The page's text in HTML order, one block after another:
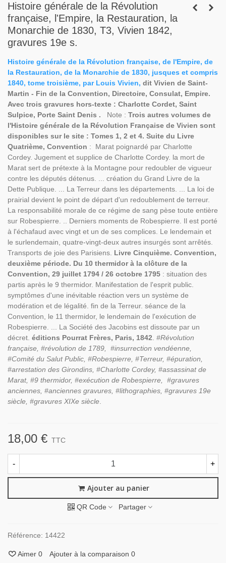
Histoire générale de la Révolution
française, l'Empire, la Restauration, la
Monarchie de 1830, T3, Vivien 1842,
gravures 19e s.
Histoire générale de la Révolution française, de l'Empire, de
la Restauration, de la Monarchie de 1830, jusques et compris
1840, tome troisième, par Louis Vivien, dit Vivien de Saint-
Martin - Fin de la Convention, Directoire, Consulat, Empire.
Avec trois gravures hors-texte : Charlotte Cordet, Saint
Sulpice, Porte Saint Denis .
Note : Trois autres volumes de
l'Histoire générale de la Révolution Française de Vivien sont
disponibles sur le site : Tomes 1, 2 et 4. Suite du Livre
Quatrième, Convention : Marat poignardé par Charlotte
Cordey. Jugement et supplice de Charlotte Cordey. la mort de
Marat sert de prétexte à la Montagne pour redoubler de vigueur
contre les députés détenus. ... création du Grand Livre de la
Dette Publique. ... La Terreur dans les départements. ... La loi de
prairial devient le point de départ d'un redoublement de terreur.
La responsabilité morale de ce régime de sang pèse toute entière
sur Robespierre. .. Derniers moments de Robespierre. Il est porté
à l'échafaud avec vingt et un de ses complices. Le lendemain et
le surlendemain, quatre-vingt-deux autres insurgés sont arrêtés.
Transports de joie des Parisiens. Livre Cinquième. Convention,
deuxième période. Du 10 thermidor à la clôture de la
Convention, 29 juillet 1794 / 26 octobre 1795 : situation des
partis après le 9 thermidor. Manifestation de l'esprit public.
symptômes d'une inévitable réaction vers un système de
modération et de légalité. fin de la Terreur. séance de la
Convention, le 11 thermidor, le lendemain de l'exécution de
Robespierre. ... La Société des Jacobins est dissoute par un
décret. éditions Pourrat Frères, Paris, 1842 #Révolution
française, #révolution de 1789, #insurrection vendéenne,
#Comité du Salut Public, #Robespierre, #Terreur, #épuration,
#arrestation des Girondins, #Charlotte Cordey, #assassinat de
Marat, #9 thermidor, #exécution de Robespierre, #gravures
anciennes, #anciennes gravures, #lithographies, #gravures 19e
siècle, #gravures XIXe siècle
18,00 € TTC
- +
Ajouter au panier
QR Code Partager
Référence: 14422
Aimer 0 Ajouter à la comparaison 0